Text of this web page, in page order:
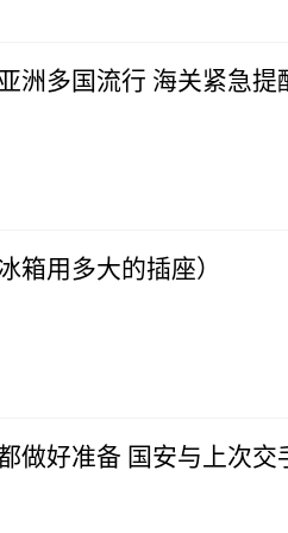
洲多国流行 海关紧急提
箱用多大的插座）
做好准备 国安与上次交